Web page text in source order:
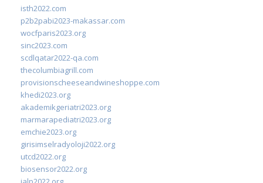
isth2022.com
p2b2pabi2023-makassar.com
wocfparis2023.org
sinc2023.com
scdlqatar2022-qa.com
thecolumbiagrill.com
provisionscheeseandwineshoppe.com
khedi2023.org
akademikgeriatri2023.org
marmarapediatri2023.org
emchie2023.org
girisimselradyoloji2022.org
utcd2022.org
biosensor2022.org